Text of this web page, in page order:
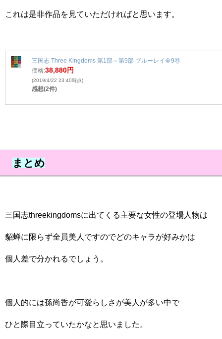
これは是非作品を見ていただければと思います。
三国志 Three Kingdoms 第1部～第9部 ブルーレイ全9巻
価格:38,880円
(2019/4/22 23:40時点)
感想(2件)
まとめ
三国志threekingdomsに出てくる主要な女性の登場人物は
貂蝉に限らず全員美人ですのでどのキャラが好みかは
個人差で分かれるでしょう。
個人的には孫尚香が可愛らしさが美人が多い中で
ひと際目立っていたかなと思いました。